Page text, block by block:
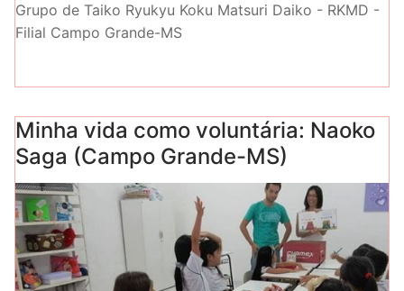
Grupo de Taiko Ryukyu Koku Matsuri Daiko - RKMD -
Filial Campo Grande-MS
Minha vida como voluntária: Naoko
Saga (Campo Grande-MS)